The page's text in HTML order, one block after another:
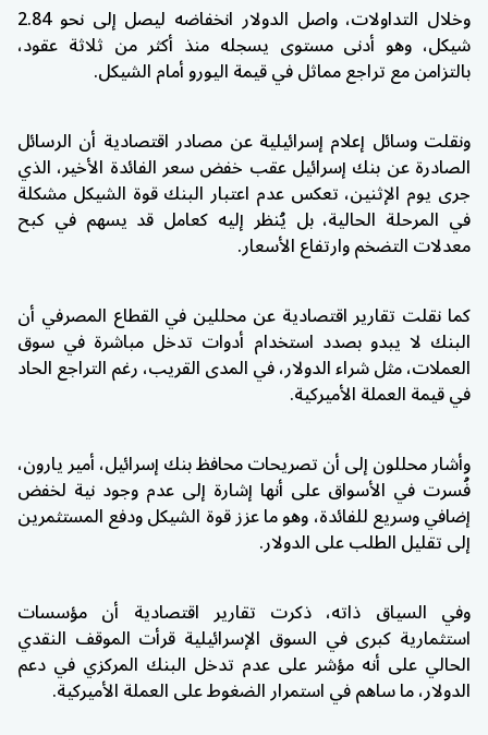
وخلال التداولات، واصل الدولار انخفاضه ليصل إلى نحو 2.84
شيكل، وهو أدنى مستوى يسجله منذ أكثر من ثلاثة عقود،
بالتزامن مع تراجع مماثل في قيمة اليورو أمام الشيكل.
ونقلت وسائل إعلام إسرائيلية عن مصادر اقتصادية أن الرسائل
الصادرة عن بنك إسرائيل عقب خفض سعر الفائدة الأخير، الذي
جرى يوم الإثنين، تعكس عدم اعتبار البنك قوة الشيكل مشكلة
في المرحلة الحالية، بل يُنظر إليه كعامل قد يسهم في كبح
معدلات التضخم وارتفاع الأسعار.
كما نقلت تقارير اقتصادية عن محللين في القطاع المصرفي أن
البنك لا يبدو بصدد استخدام أدوات تدخل مباشرة في سوق
العملات، مثل شراء الدولار، في المدى القريب، رغم التراجع الحاد
في قيمة العملة الأميركية.
وأشار محللون إلى أن تصريحات محافظ بنك إسرائيل، أمير يارون،
فُسرت في الأسواق على أنها إشارة إلى عدم وجود نية لخفض
إضافي وسريع للفائدة، وهو ما عزز قوة الشيكل ودفع المستثمرين
إلى تقليل الطلب على الدولار.
وفي السياق ذاته، ذكرت تقارير اقتصادية أن مؤسسات
استثمارية كبرى في السوق الإسرائيلية قرأت الموقف النقدي
الحالي على أنه مؤشر على عدم تدخل البنك المركزي في دعم
الدولار، ما ساهم في استمرار الضغوط على العملة الأميركية.